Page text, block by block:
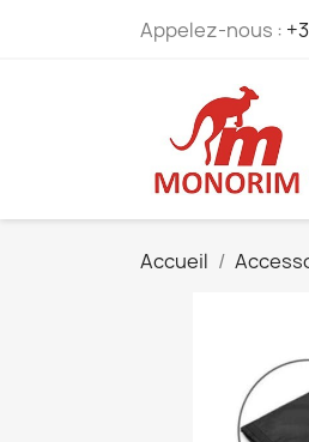
Appelez-nous :
Accueil